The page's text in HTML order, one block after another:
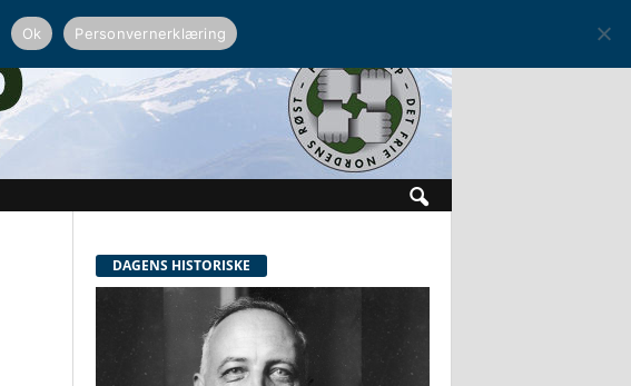
DAGENS HISTORISKE
Ok Personvernerklæring